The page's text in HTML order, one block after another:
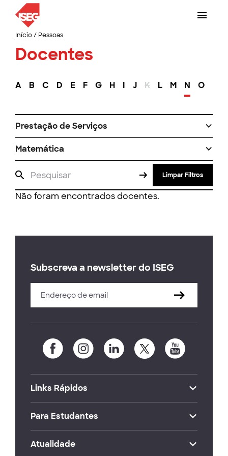
Início/ Pessoas
Docentes
A B C D E F G H I J K L M N O
Prestação de Serviços
Matemática
Limpar Filtros
Não foram encontrados docentes.
Subscreva a newsletter do ISEG
Links Rápidos
Para Estudantes
Atualidade